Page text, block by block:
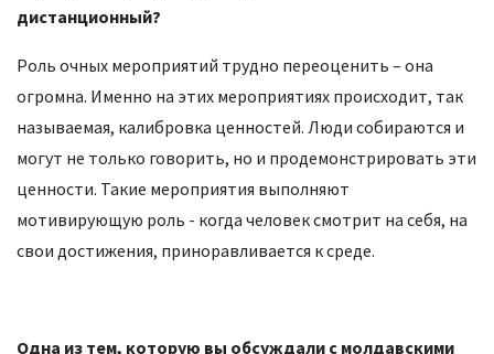
дистанционный?
Роль очных мероприятий трудно переоценить – она
огромна. Именно на этих мероприятиях происходит, так
называемая, калибровка ценностей. Люди собираются и
могут не только говорить, но и продемонстрировать эти
ценности. Такие мероприятия выполняют
мотивирующую роль - когда человек смотрит на себя, на
свои достижения, приноравливается к среде.
Одна из тем, которую вы обсуждали с молдавскими